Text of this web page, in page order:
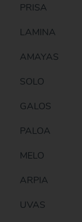
PRISA
LAMINA
AMAYAS
SOLO
GALOS
PALOA
MELO
ARPIA
UVAS